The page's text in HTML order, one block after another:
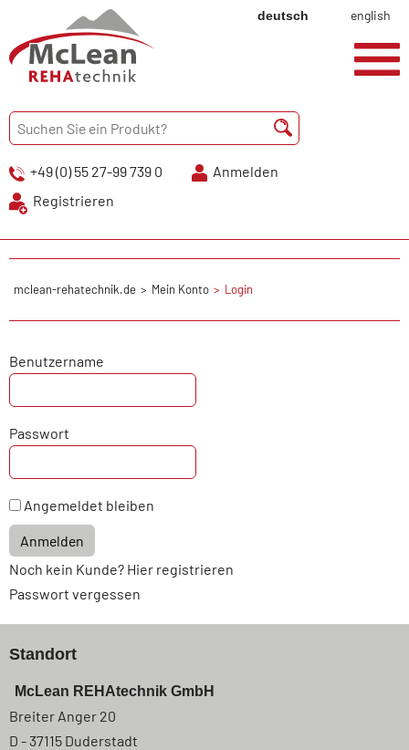
deutsch english
+49 (0) 55 27-99 739 0
Anmelden
Registrieren
mclean-rehatechnik.de Mein Konto Login
Benutzername
Passwort
Angemeldet bleiben
Anmelden
Noch kein Kunde? Hier registrieren
Passwort vergessen
Standort
McLean REHAtechnik GmbH
Breiter Anger 20
D - 37115 Duderstadt